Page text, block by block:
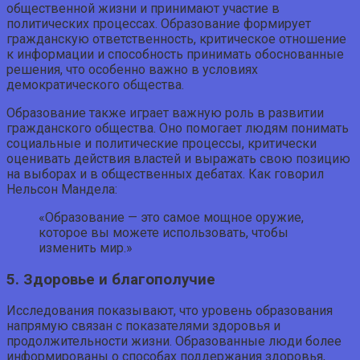
общественной жизни и принимают участие в
политических процессах. Образование формирует
гражданскую ответственность, критическое отношение
к информации и способность принимать обоснованные
решения, что особенно важно в условиях
демократического общества.
Образование также играет важную роль в развитии
гражданского общества. Оно помогает людям понимать
социальные и политические процессы, критически
оценивать действия властей и выражать свою позицию
на выборах и в общественных дебатах. Как говорил
Нельсон Мандела:
«Образование — это самое мощное оружие,
которое вы можете использовать, чтобы
изменить мир.»
5. Здоровье и благополучие
Исследования показывают, что уровень образования
напрямую связан с показателями здоровья и
продолжительности жизни. Образованные люди более
информированы о способах поддержания здоровья,